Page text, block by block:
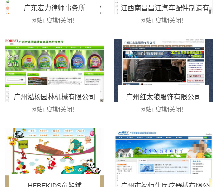
广东宏力律师事务所
网站已过期关闭！
江西南昌昌江汽车配件制造有限
网站已过期关闭！
广州泓杨园林机械有限公司
网站已过期关闭！
广州红太狼服饰有限公司
网站已过期关闭！
HEBEKIDS童鞋鋪 广州市福恒生医疗器械有限公司